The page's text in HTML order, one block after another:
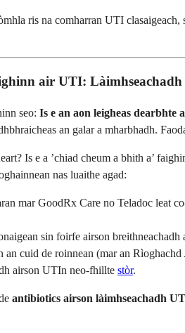
ris na comharran UTI
air UTI: Làimhseachadh
seo: Is e an aon leigheas
an galar a mharbhadh.
Is e a ’chiad cheum a bhith a’
nas luaithe agad:
mar GoodRx Care no Teladoc leat
sin foirfe airson
an cuid de roinnean (mar an
airson UTIn neo-fhillte stòr.
antibiotics airson làimhseachadh